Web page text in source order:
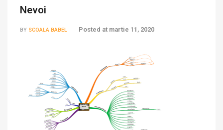
Nevoi
BY SCOALA BABEL Posted at martie 11, 2020